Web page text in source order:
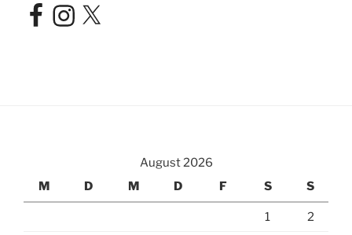
FacebookInstagram
X
August 2026
M
D M D F S S
1 2